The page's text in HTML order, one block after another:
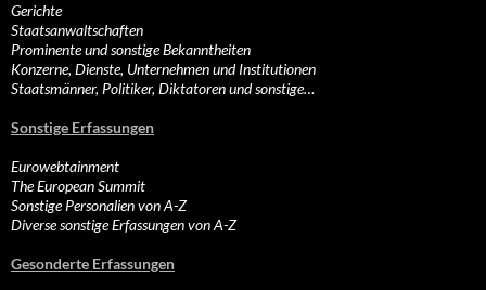
Gerichte
Staatsanwaltschaften
Prominente und sonstige Bekanntheiten
Konzerne, Dienste, Unternehmen und Institutionen
Staatsmänner, Politiker, Diktatoren und sonstige…
Sonstige Erfassungen
Eurowebtainment
The European Summit
Sonstige Personalien von A-Z
Diverse sonstige Erfassungen von A-Z
Gesonderte Erfassungen